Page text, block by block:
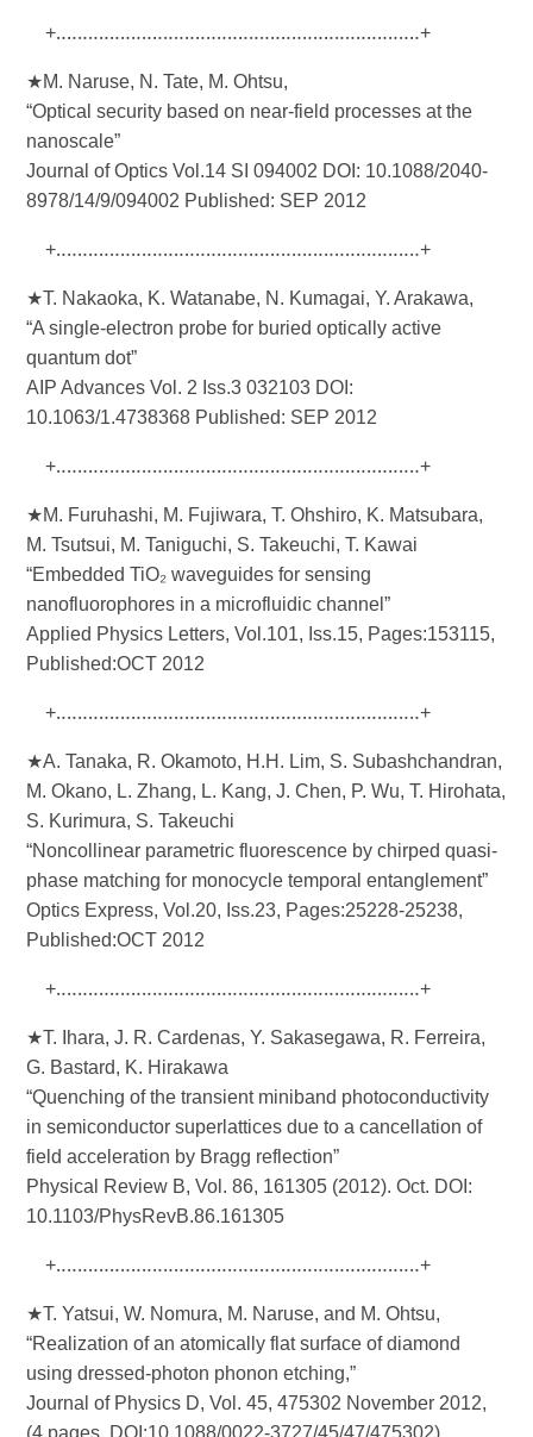
+‥‥‥‥‥‥‥‥‥‥‥‥‥‥‥‥‥‥‥‥‥‥‥‥‥‥‥‥‥‥‥‥‥‥+
★M. Naruse, N. Tate, M. Ohtsu,
“Optical security based on near-field processes at the
nanoscale”
Journal of Optics Vol.14 SI 094002 DOI: 10.1088/2040-
8978/14/9/094002 Published: SEP 2012
+‥‥‥‥‥‥‥‥‥‥‥‥‥‥‥‥‥‥‥‥‥‥‥‥‥‥‥‥‥‥‥‥‥‥+
★T. Nakaoka, K. Watanabe, N. Kumagai, Y. Arakawa,
“A single-electron probe for buried optically active
quantum dot”
AIP Advances Vol. 2 Iss.3 032103 DOI:
10.1063/1.4738368 Published: SEP 2012
+‥‥‥‥‥‥‥‥‥‥‥‥‥‥‥‥‥‥‥‥‥‥‥‥‥‥‥‥‥‥‥‥‥‥+
★M. Furuhashi, M. Fujiwara, T. Ohshiro, K. Matsubara,
M. Tsutsui, M. Taniguchi, S. Takeuchi, T. Kawai
“Embedded TiO₂ waveguides for sensing
nanofluorophores in a microfluidic channel”
Applied Physics Letters, Vol.101, Iss.15, Pages:153115,
Published:OCT 2012
+‥‥‥‥‥‥‥‥‥‥‥‥‥‥‥‥‥‥‥‥‥‥‥‥‥‥‥‥‥‥‥‥‥‥+
★A. Tanaka, R. Okamoto, H.H. Lim, S. Subashchandran,
M. Okano, L. Zhang, L. Kang, J. Chen, P. Wu, T. Hirohata,
S. Kurimura, S. Takeuchi
“Noncollinear parametric fluorescence by chirped quasi-
phase matching for monocycle temporal entanglement”
Optics Express, Vol.20, Iss.23, Pages:25228-25238,
Published:OCT 2012
+‥‥‥‥‥‥‥‥‥‥‥‥‥‥‥‥‥‥‥‥‥‥‥‥‥‥‥‥‥‥‥‥‥‥+
★T. Ihara, J. R. Cardenas, Y. Sakasegawa, R. Ferreira,
G. Bastard, K. Hirakawa
“Quenching of the transient miniband photoconductivity
in semiconductor superlattices due to a cancellation of
field acceleration by Bragg reflection”
Physical Review B, Vol. 86, 161305 (2012). Oct. DOI:
10.1103/PhysRevB.86.161305
+‥‥‥‥‥‥‥‥‥‥‥‥‥‥‥‥‥‥‥‥‥‥‥‥‥‥‥‥‥‥‥‥‥‥+
★T. Yatsui, W. Nomura, M. Naruse, and M. Ohtsu,
“Realization of an atomically flat surface of diamond
using dressed-photon phonon etching,”
Journal of Physics D, Vol. 45, 475302 November 2012,
(4 pages, DOI:10.1088/0022-3727/45/47/475302)